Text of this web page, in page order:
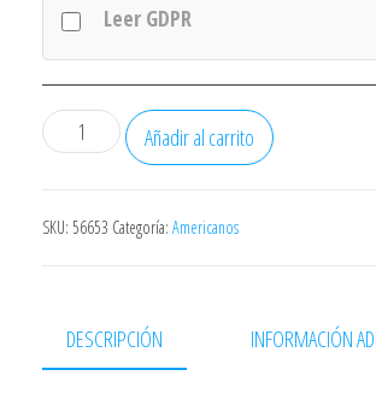
Leer GDPR
FRIGORIFICO
AMERICANO
GNE480E30ZXPN
SIDE
INOX
Añadir al carrito
SKU: 56653 Categoría: Americanos
DESCRIPCIÓN INFORMACIÓN